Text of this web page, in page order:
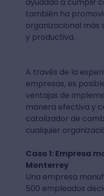
también ha
organizacional más
y productiva.
A través de la
empresas, es
ventajas de
manera efectiva y
catalizador de
cualquier
Caso 1: Empresa
Monterrey
Una empresa
500 empleados